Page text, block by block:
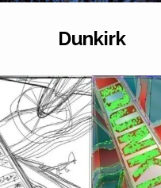
Dunkirk